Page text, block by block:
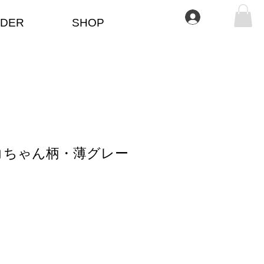
SHOP Se connecter
ゃん柄・薄グレー